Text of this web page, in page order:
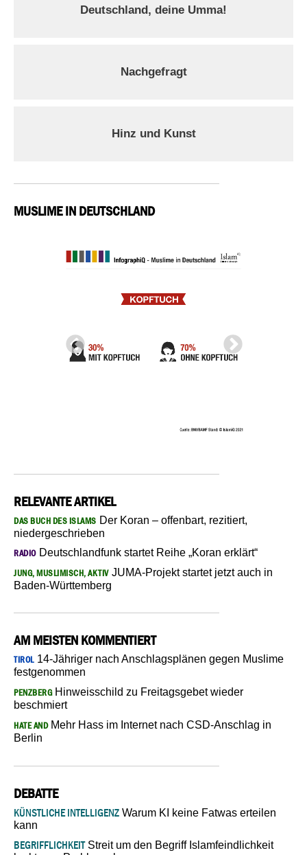
Deutschland, deine Umma!
Nachgefragt
Hinz und Kunst
MUSLIME IN DEUTSCHLAND
RELEVANTE ARTIKEL
DAS BUCH DES ISLAMS Der Koran – offenbart, rezitiert,
niedergeschrieben
RADIODeutschlandfunk startet Reihe „Koran erklärt“
JUNG, MUSLIMISCH, AKTIVJUMA-Projekt startet jetzt auch in
Baden-Württemberg
AM MEISTEN KOMMENTIERT
TIROL14-Jähriger nach Anschlagsplänen gegen Muslime
festgenommen
PENZBERGHinweisschild zu Freitagsgebet wieder
beschmiert
HATE ANDMehr Hass im Internet nach CSD-Anschlag in
Berlin
DEBATTE
KÜNSTLICHE INTELLIGENZ Warum KI keine Fatwas erteilen
kann
BEGRIFFLICHKEITStreit um den Begriff Islamfeindlichkeit